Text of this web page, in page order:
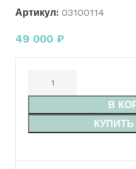
Артикул: 03100114
49 000 ₽
В